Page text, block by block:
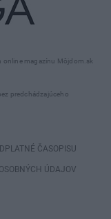
online magazínu Môjdom.sk
predchádzajúceho
ČASOPISU
ÚDAJOV